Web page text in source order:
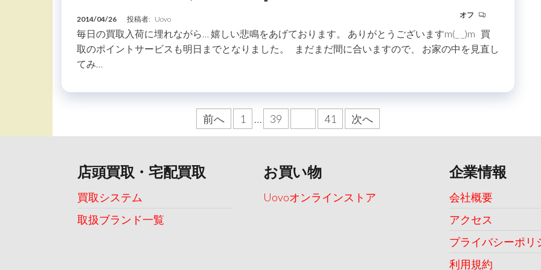
2014/04/26 投稿者: Uovo オフ
毎日の買取入荷に埋れながら… 嬉しい悲鳴をあげております。 ありがとうございますm(_ _)m 買
取のポイントサービスも明日までとなりました。 まだまだ間に合いますので、 お家の中を見直し
てみ…
稿
ペ
ー
ジ
前へ 1 … 39 41 次へ
店頭買取・宅配買取
買取システム
取扱ブランド一覧
お買い物
Uovoオンラインストア
企業情報
会社概要
アクセス
プライバシーポリ
利用規約